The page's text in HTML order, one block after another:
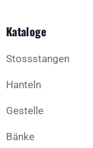
Kataloge
Stossstangen
Hanteln
Gestelle
Bänke